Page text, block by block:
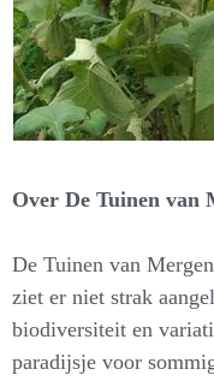
Over De Tuinen van
De Tuinen van
ziet er niet strak
biodiversiteit en
paradijsje voor